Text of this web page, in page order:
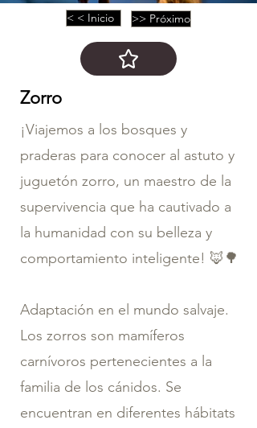
< < Inicio >> Próximo
Zorro
¡Viajemos a los bosques y
praderas para conocer al astuto y
juguetón zorro, un maestro de la
supervivencia que ha cautivado a
la humanidad con su belleza y
comportamiento inteligente! 🦊🌳
Adaptación en el mundo salvaje.
Los zorros son mamíferos
carnívoros pertenecientes a la
familia de los cánidos. Se
encuentran en diferentes hábitats